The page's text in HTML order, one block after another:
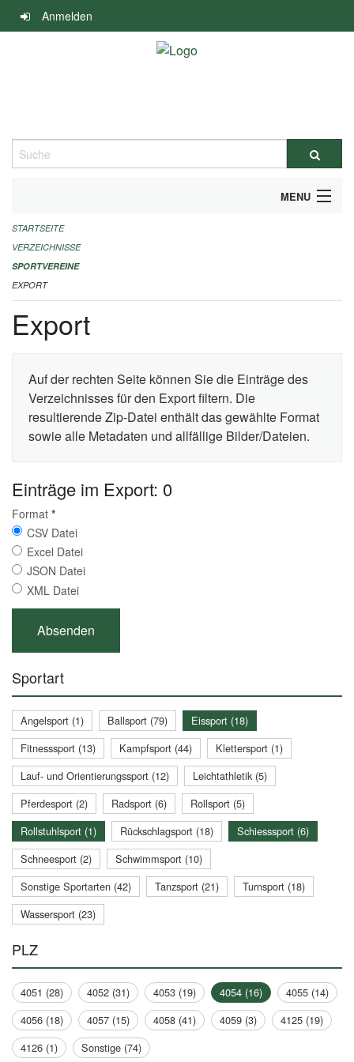
Navigation
überspringen
Anmelden
Suche
MENU
ALLGEMEINE INFORMATIONEN
FINANZIELLE UNTERSTÜTZUNG BENÖTIGT?
KONTAKT
STARTSEITE
VERZEICHNISSE
SPORTVEREINE
EXPORT
Export
Auf der rechten Seite können Sie die Einträge des
Verzeichnisses für den Export filtern. Die
resultierende Zip-Datei enthält das gewählte Format
sowie alle Metadaten und allfällige Bilder/Dateien.
Einträge im Export: 0
Format *
CSV Datei
Excel Datei
JSON Datei
XML Datei
Sportart
Angelsport (1) Ballsport (79)
Eissport (18)
Fitnesssport (13)
Kampfsport (44)
Klettersport (1)
Lauf- und Orientierungssport (12)
Leichtathletik (5)
Pferdesport (2)
Radsport (6)
Rollsport (5)
Rollstuhlsport (1)
Rückschlagsport (18)
Schiesssport (6)
Schneesport (2)
Schwimmsport (10)
Sonstige Sportarten (42)
Tanzsport (21)
Turnsport (18)
Wassersport (23)
PLZ
4051 (28) 4052 (31) 4053 (19) 4054 (16)
4055 (14)
4056 (18)
4057 (15) 4058 (41) 4059 (3)
4125 (19)
4126 (1)
Sonstige (74)